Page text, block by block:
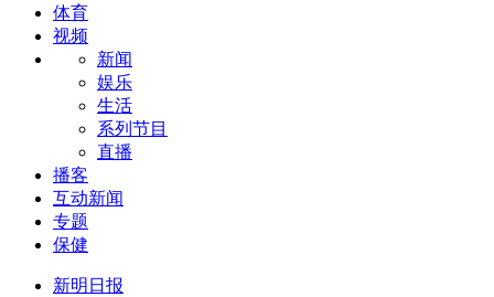
体育
视频
新闻
娱乐
生活
系列节目
直播
播客
互动新闻
专题
保健
新明日报